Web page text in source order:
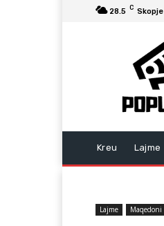
28.5 C Skopje
Kreu Lajme
Lajme Maqedoni